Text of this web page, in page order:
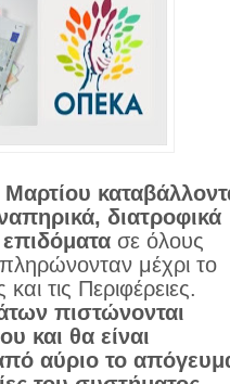
διατροφικά
σε όλους
μέχρι το
τις Περιφέρειες.
πιστώνονται
και θα είναι
αύριο το